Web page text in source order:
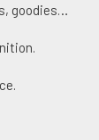
goodies…